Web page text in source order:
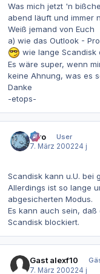
Was mich jetzt 'n
abend läuft und immer
Weiß jemand von Euch
a) wie das Outlook -
wie lange Scandisk
Es wäre super, wenn
keine Ahnung, was es
Danke
-etops-
Tiro
User
7. März 200224 j
Scandisk kann u.U. bei
Allerdings ist so lange
abgesicherten Modus.
Es kann auch sein,
Scandisk blockiert.
Gast alexf10
7. März 200224 j